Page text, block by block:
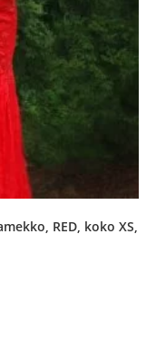
RED, koko XS,